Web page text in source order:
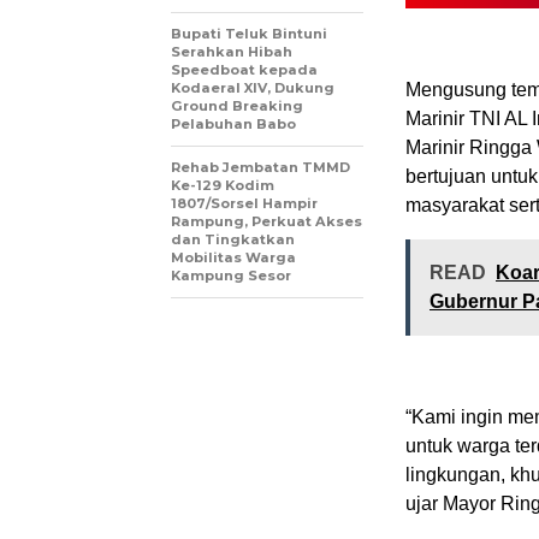
Mengusung
Marinir TNI AL
Marinir Ringga
bertujuan
masyarakat
READ
Gubernur
“Kami ingin
untuk warga
lingkungan,
ujar Mayor
Bupati Teluk Bintuni
Serahkan Hibah
Speedboat kepada
Kodaeral XIV, Dukung
Ground Breaking
Pelabuhan Babo
Rehab Jembatan TMMD
Ke-129 Kodim
1807/Sorsel Hampir
Rampung, Perkuat Akses
dan Tingkatkan
Mobilitas Warga
Kampung Sesor